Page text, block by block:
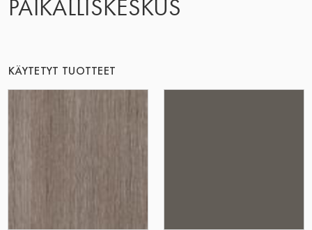
PAIKALLISKESKUS
KÄYTETYT TUOTTEET